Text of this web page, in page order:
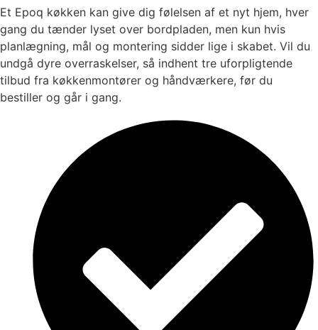
Et Epoq køkken kan give dig følelsen af et nyt hjem, hver
gang du tænder lyset over bordpladen, men kun hvis
planlægning, mål og montering sidder lige i skabet. Vil du
undgå dyre overraskelser, så indhent tre uforpligtende
tilbud fra køkkenmontører og håndværkere, før du
bestiller og går i gang.